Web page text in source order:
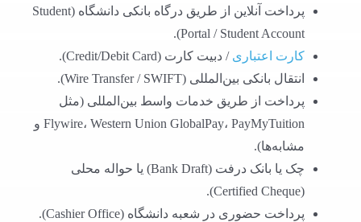
پرداخت آنلاین از طریق درگاه بانکی دانشگاه (Student
Portal / Student Account).
کارت اعتباری / دبیت کارت (Credit/Debit Card).
انتقال بانکی بین‌المللی (Wire Transfer / SWIFT).
پرداخت از طریق خدمات واسط بین‌المللی (مثل
Flywire، Western Union GlobalPay، PayMyTuition و
مشابه‌ها).
چک یا بانک درفت (Bank Draft) یا حواله محلی
(Certified Cheque).
پرداخت حضوری در شعبه دانشگاه (Cashier Office).